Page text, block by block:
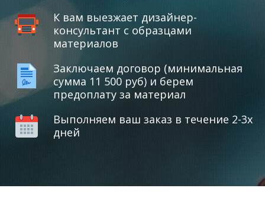
К вам выезжает дизайнер-
консультант с образцами
материалов
Заключаем договор (минимальная
сумма 11 500 руб) и берем
предоплату за материал
Выполняем ваш заказ в течение 2-3х
дней